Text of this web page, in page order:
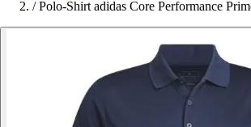
/ Polo-Shirt adidas Core Performance